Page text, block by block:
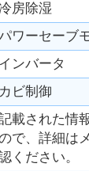
冷房除湿
パワーセーブ
インバータ
カビ制御
載された情
で、詳細は
ください。